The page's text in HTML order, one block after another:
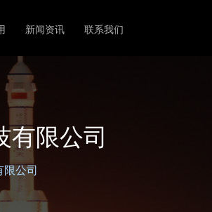
新闻资讯 联系我们
有限公司
公司